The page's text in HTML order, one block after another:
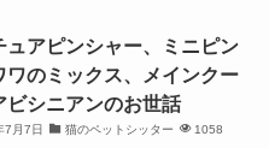
ュアピンシャー、ミニピン
ワのミックス、メインクー
ビシニアンのお世話
7月7日 猫のペットシッター 1058